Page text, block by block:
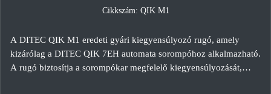
Cikkszám: QIK M1
A DITEC QIK M1 eredeti gyári kiegyensúlyozó rugó, amely
kizárólag a DITEC QIK 7EH automata sorompóhoz alkalmazható.
A rugó biztosítja a sorompókar megfelelő kiegyensúlyozását,